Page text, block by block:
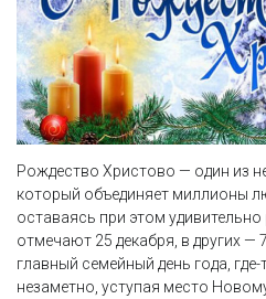
Рождество Христово — один из
который объединяет миллионы
оставаясь при этом
отмечают 25 декабря, в других —
главный семейный день года,
незаметно, уступая место